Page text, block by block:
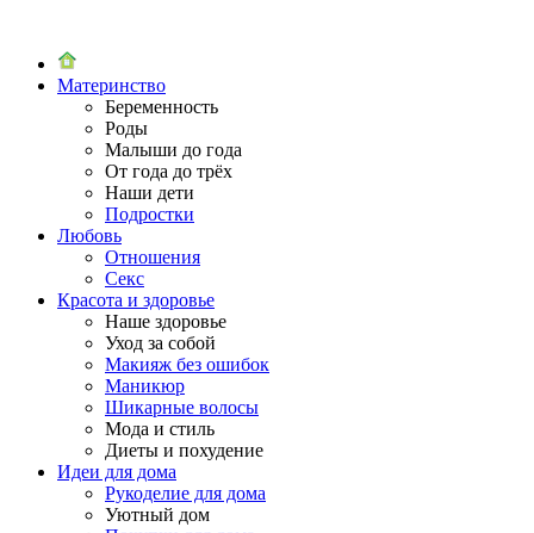
Материнство
Беременность
Роды
Малыши до года
От года до трёх
Наши дети
Подростки
Любовь
Отношения
Секс
Красота и здоровье
Наше здоровье
Уход за собой
Макияж без ошибок
Маникюр
Шикарные волосы
Мода и стиль
Диеты и похудение
Идеи для дома
Рукоделие для дома
Уютный дом